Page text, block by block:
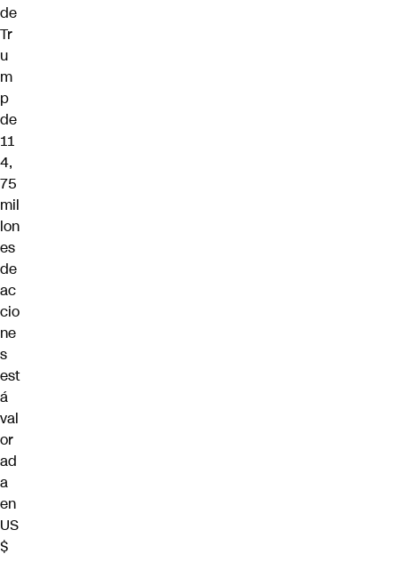
de
Tr
u
m
p
de
11
4,
75
mil
lon
es
de
ac
cio
ne
s
est
á
val
or
ad
a
en
US
$